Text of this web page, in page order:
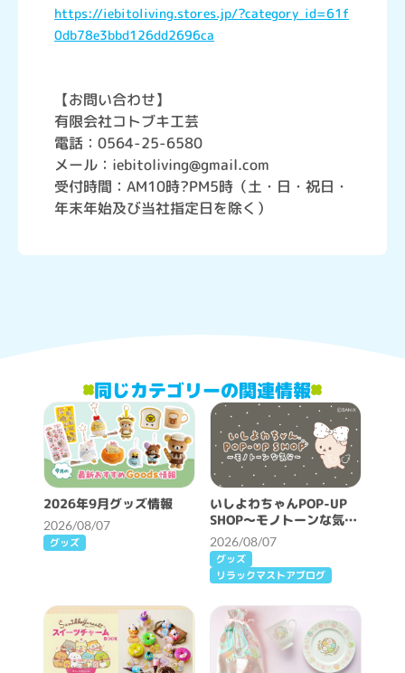
https://iebitoliving.stores.jp/?category_id=61f
0db78e3bbd126dd2696ca
【お問い合わせ】
有限会社コトブキ工芸
電話：0564-25-6580
メール：iebitoliving@gmail.com
受付時間：AM10時?PM5時（土・日・祝日・
年末年始及び当社指定日を除く）
同じカテゴリーの関連情報
2026年9月グッズ情報
2026/08/07
グッズ
いしよわちゃんPOP-UP
SHOP～モノトーンな気分
～開催決定！
2026/08/07
グッズ
リラックマストアブログ